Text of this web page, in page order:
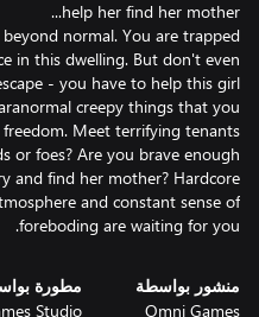
normal. You are trapped
in this dwelling. But don't even
creepy things that you
Meet terrifying tenants
or foes? Are you brave enough
and find her mother? Hardcore
and constant sense of
foreboding are waiting for you.
منشور بواسطة
Omni Games
مطورة
Studio